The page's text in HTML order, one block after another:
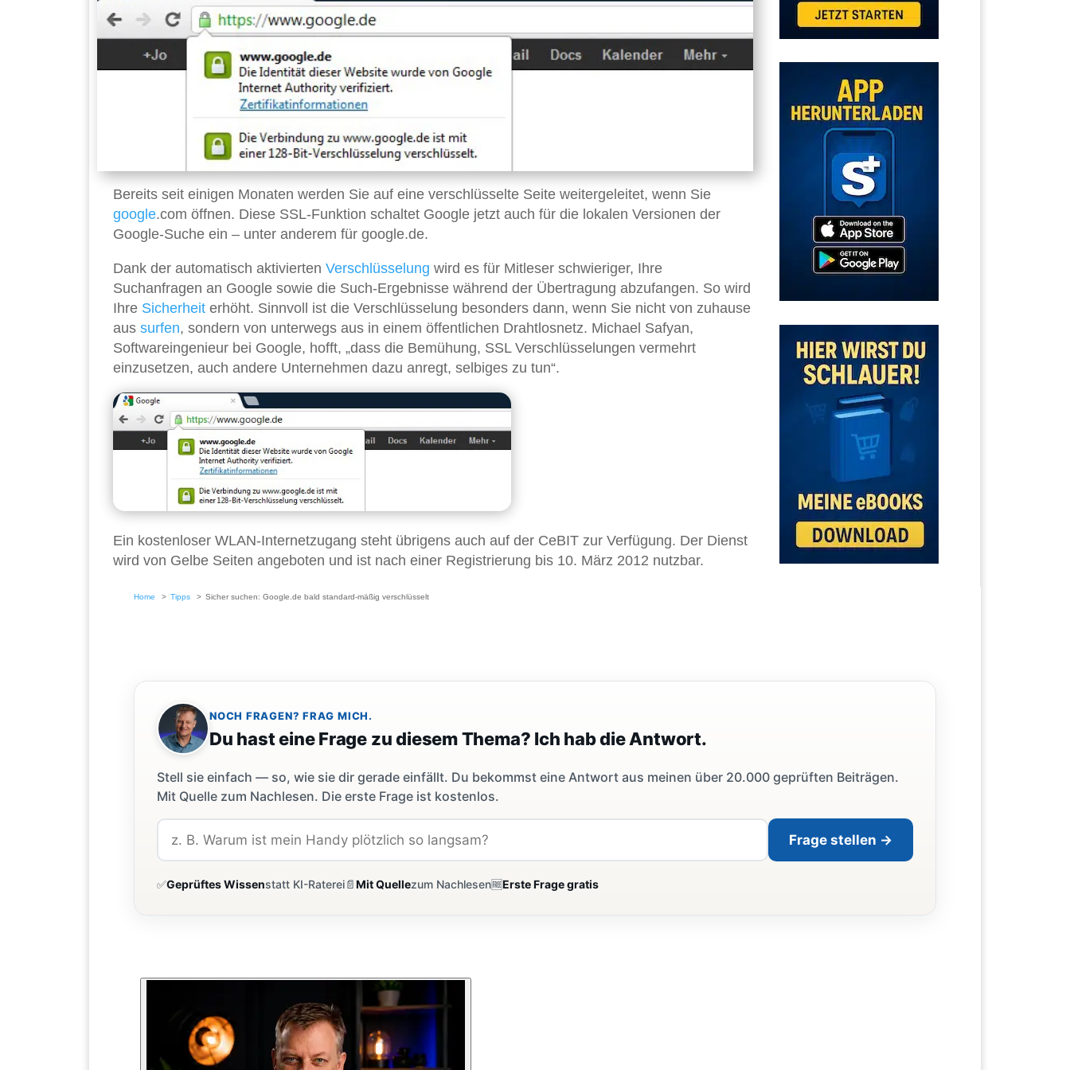
Bereits seit einigen Monaten werden Sie auf eine verschlüsselte Seite weitergeleitet, wenn Sie
google.com öffnen. Diese SSL-Funktion schaltet Google jetzt auch für die lokalen Versionen der
Google-Suche ein – unter anderem für google.de.
Dank der automatisch aktivierten Verschlüsselung wird es für Mitleser schwieriger, Ihre
Suchanfragen an Google sowie die Such-Ergebnisse während der Übertragung abzufangen. So wird
Ihre Sicherheit erhöht. Sinnvoll ist die Verschlüsselung besonders dann, wenn Sie nicht von zuhause
aus surfen, sondern von unterwegs aus in einem öffentlichen Drahtlosnetz. Michael Safyan,
Softwareingenieur bei Google, hofft, „dass die Bemühung, SSL Verschlüsselungen vermehrt
einzusetzen, auch andere Unternehmen dazu anregt, selbiges zu tun“.
Ein kostenloser WLAN-Internetzugang steht übrigens auch auf der CeBIT zur Verfügung. Der Dienst
wird von Gelbe Seiten angeboten und ist nach einer Registrierung bis 10. März 2012 nutzbar.
Home Tipps Sicher suchen: Google.de bald standard-mäßig verschlüsselt
NOCH FRAGEN? FRAG MICH.
Du hast eine Frage zu diesem Thema? Ich hab die Antwort.
Stell sie einfach — so, wie sie dir gerade einfällt. Du bekommst eine Antwort aus meinen über 20.000 geprüften Beiträgen.
Mit Quelle zum Nachlesen. Die erste Frage ist kostenlos.
Frage stellen →
✅Geprüftes Wissenstatt KI-Raterei📄Mit Quellezum Nachlesen🆓Erste Frage gratis